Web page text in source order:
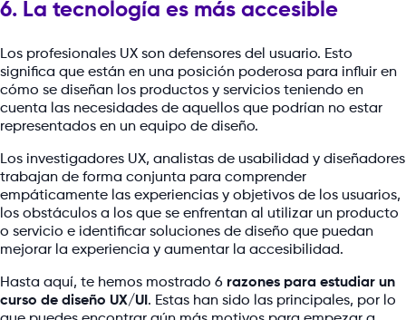
6. La tecnología es más accesible
Los profesionales UX son defensores del usuario. Esto
significa que están en una posición poderosa para influir en
cómo se diseñan los productos y servicios teniendo en
cuenta las necesidades de aquellos que podrían no estar
representados en un equipo de diseño.
Los investigadores UX, analistas de usabilidad y diseñadores
trabajan de forma conjunta para comprender
empáticamente las experiencias y objetivos de los usuarios,
los obstáculos a los que se enfrentan al utilizar un producto
o servicio e identificar soluciones de diseño que puedan
mejorar la experiencia y aumentar la accesibilidad.
Hasta aquí, te hemos mostrado 6 razones para estudiar un
curso de diseño UX/UI . Estas han sido las principales, por lo